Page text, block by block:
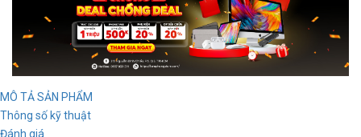
MÔ TẢ SẢN PHẨM
Thông số kỹ thuật
Đánh giá